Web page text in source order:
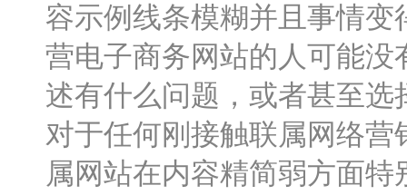
容示例线条模糊并且事情
营电子商务网站的人可能
述有什么问题，或者甚至
对于任何刚接触联属网络
属网站在内容精简弱方面